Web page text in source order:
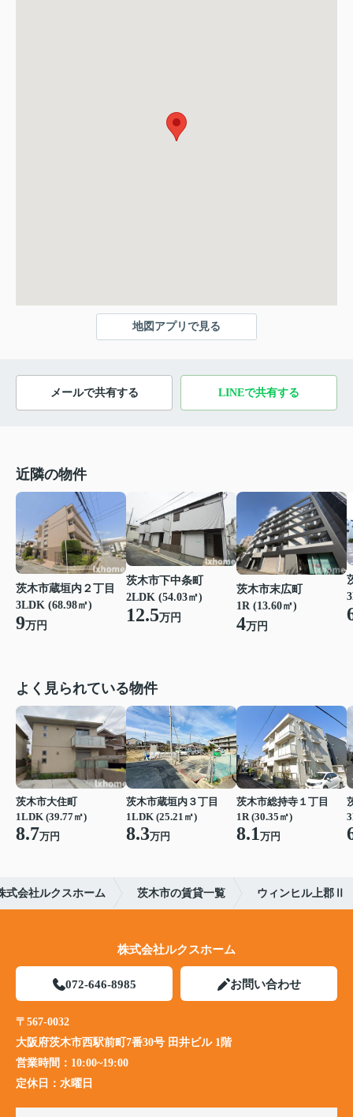
地図アプリで見る
メールで共有する LINEで共有する
近隣の物件
茨木市蔵垣内２丁目
3LDK (68.98㎡)
9万円
茨木市下中条町
2LDK (54.03㎡)
12.5万円
茨木市末広町
1R (13.60㎡)
4万円
よく見られている物件
茨木市大住町
1LDK (39.77㎡)
8.7万円
茨木市蔵垣内３丁目
1LDK (25.21㎡)
8.3万円
茨木市総持寺１丁目
1R (30.35㎡)
8.1万円
式会社ルクスホーム 茨木市の賃貸一覧 ウィンヒル上郡Ⅱ
株式会社ルクスホーム
072-646-8985 お問い合わせ
〒567-0032
大阪府茨木市西駅前町7番30号 田井ビル 1階
営業時間： 10:00~19:00
定休日： 水曜日